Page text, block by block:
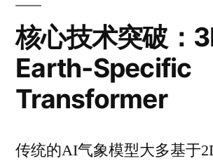
核心技术突破：
Earth-Specific
Transformer
传统的AI气象模型大多基于